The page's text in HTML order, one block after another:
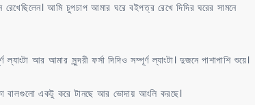
আমি চুপচাপ আমার ঘরে বইপত্র রেখে দিদির ঘরের সামনে
আর আমার সুন্দরী ফর্সা দিদিও সম্পূর্ণ ল্যাংটা। দুজনে পাশাপাশি শুয়ে।
বালগুলো একটু করে টানছে আর ভোদায় আংলি করছে।